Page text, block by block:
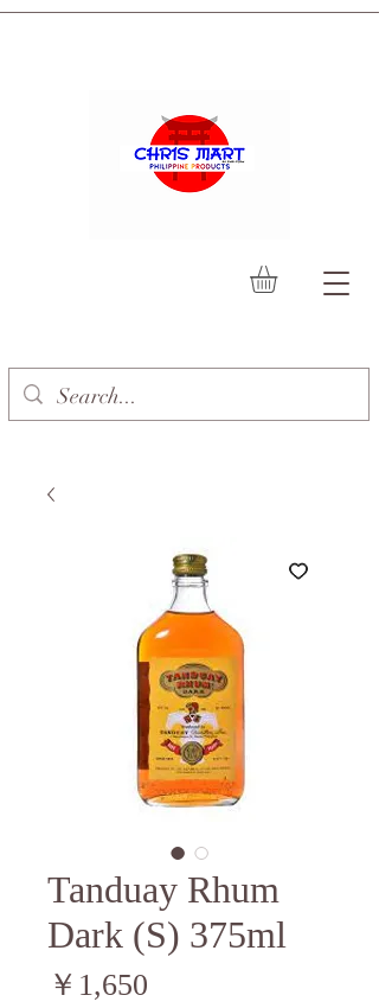
Tanduay Rhum
Dark (S) 375ml
￥1,650